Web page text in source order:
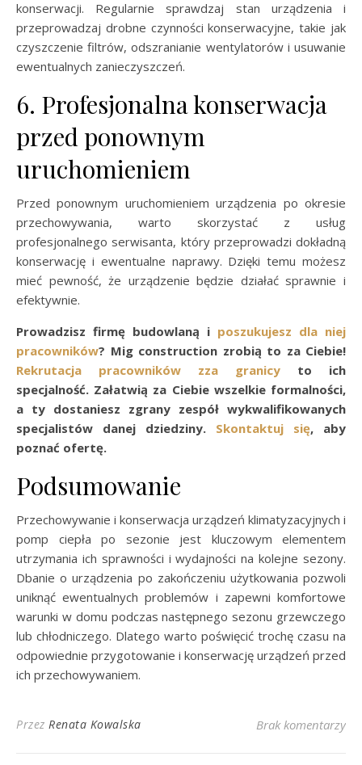
konserwacji. Regularnie sprawdzaj stan urządzenia i
przeprowadzaj drobne czynności konserwacyjne, takie jak
czyszczenie filtrów, odszranianie wentylatorów i usuwanie
ewentualnych zanieczyszczeń.
6. Profesjonalna konserwacja
przed ponownym
uruchomieniem
Przed ponownym uruchomieniem urządzenia po okresie
przechowywania, warto skorzystać z usług
profesjonalnego serwisanta, który przeprowadzi dokładną
konserwację i ewentualne naprawy. Dzięki temu możesz
mieć pewność, że urządzenie będzie działać sprawnie i
efektywnie.
Prowadzisz firmę budowlaną i poszukujesz dla niej
pracowników? Mig construction zrobią to za Ciebie!
Rekrutacja pracowników zza granicy to ich
specjalność. Załatwią za Ciebie wszelkie formalności,
a ty dostaniesz zgrany zespół wykwalifikowanych
specjalistów danej dziedziny. Skontaktuj się, aby
poznać ofertę.
Podsumowanie
Przechowywanie i konserwacja urządzeń klimatyzacyjnych i
pomp ciepła po sezonie jest kluczowym elementem
utrzymania ich sprawności i wydajności na kolejne sezony.
Dbanie o urządzenia po zakończeniu użytkowania pozwoli
uniknąć ewentualnych problemów i zapewni komfortowe
warunki w domu podczas następnego sezonu grzewczego
lub chłodniczego. Dlatego warto poświęcić trochę czasu na
odpowiednie przygotowanie i konserwację urządzeń przed
ich przechowywaniem.
Przez Renata Kowalska Brak komentarzy